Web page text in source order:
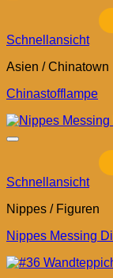
Schnellansicht
Asien / Chinatown
Chinastofflampe
Schnellansicht
Nippes / Figuren
Nippes Messing